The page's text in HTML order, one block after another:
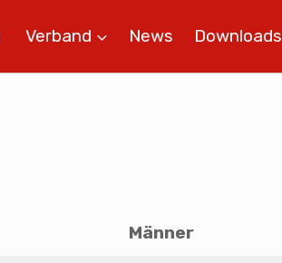
Verband News Downloads
Männer